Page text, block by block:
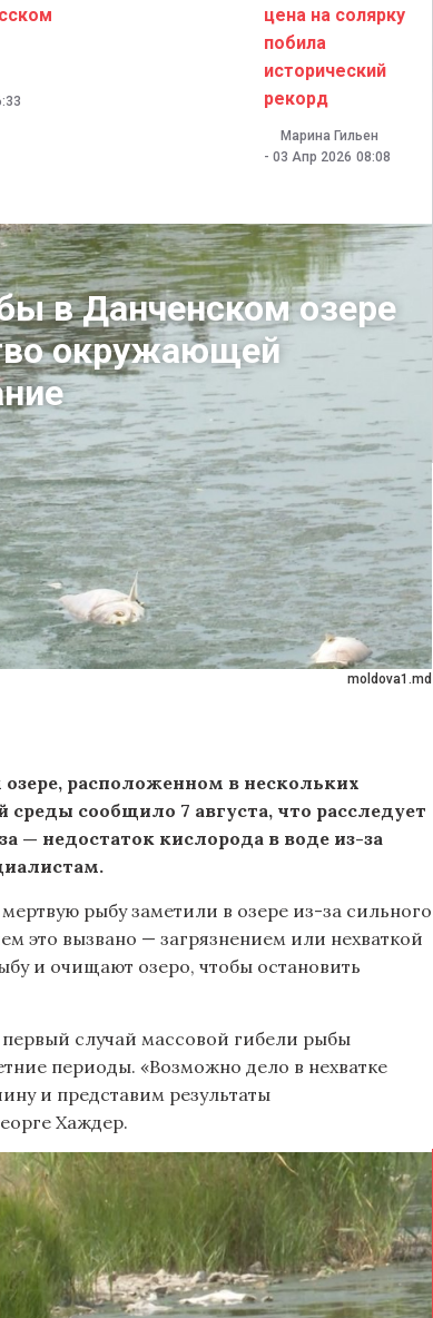
цена на солярку
побила
исторический
рекорд
Марина Гильен
- 03 Апр 2026 08:08
moldova1.md
в Данченском озере
окружающей
расположенном в нескольких
сообщило 7 августа, что расследует
— недостаток кислорода в воде из-за
рыбу заметили в озере из-за сильного
это вызвано — загрязнением или нехваткой
и очищают озеро, чтобы остановить
случай массовой гибели рыбы
периоды. «Возможно дело в нехватке
и представим результаты
Хаждер.